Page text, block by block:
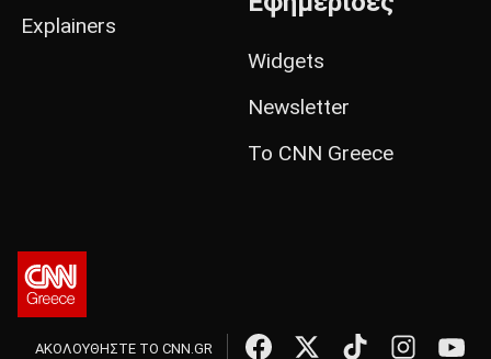
Explainers
Widgets
Newsletter
Το CNN Greece
ΑΚΟΛΟΥΘΗΣΤΕ ΤΟ CNN.GR